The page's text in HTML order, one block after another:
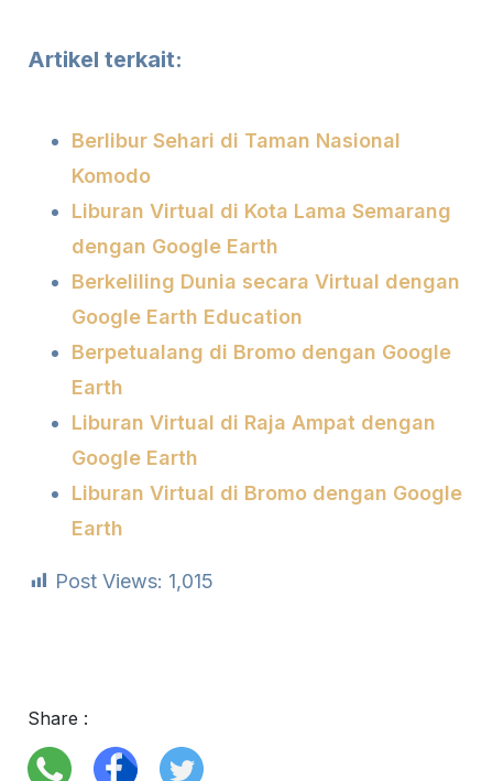
Artikel terkait:
Berlibur Sehari di Taman Nasional
Komodo
Liburan Virtual di Kota Lama Semarang
dengan Google Earth
Berkeliling Dunia secara Virtual dengan
Google Earth Education
Berpetualang di Bromo dengan Google
Earth
Liburan Virtual di Raja Ampat dengan
Google Earth
Liburan Virtual di Bromo dengan Google
Earth
Post Views: 1,015
Share :